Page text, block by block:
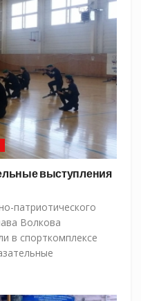
выступления
патриотического
Волкова
в спорткомплексе